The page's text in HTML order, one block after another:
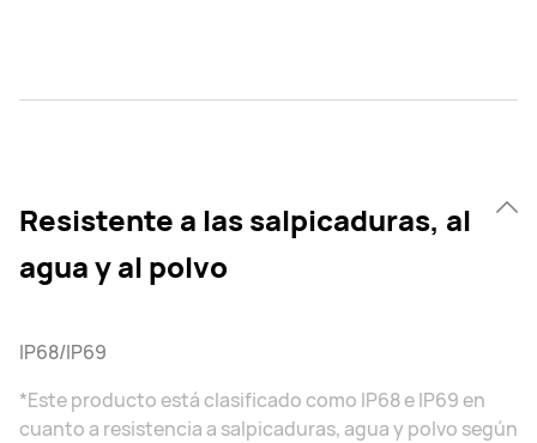
Resistente a las salpicaduras, al
agua y al polvo
IP68/IP69
*Este producto está clasificado como IP68 e IP69 en
cuanto a resistencia a salpicaduras, agua y polvo según